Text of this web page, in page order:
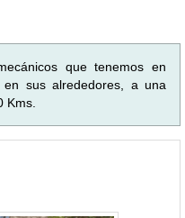
que tenemos en
en sus alrededores, a una
Kms.